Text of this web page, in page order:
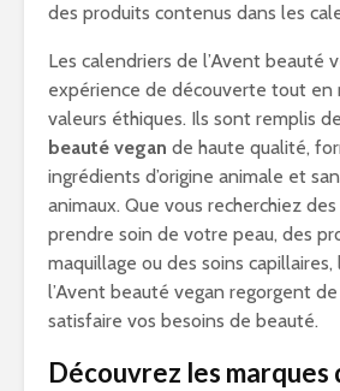
des produits contenus dans les
Les calendriers de l’Avent beauté
expérience de découverte tout en
valeurs éthiques. Ils sont remplis de
beauté vegan de haute qualité,
ingrédients d’origine animale et
animaux. Que vous recherchiez
prendre soin de votre peau, des
maquillage ou des soins
l’Avent beauté vegan regorgent
satisfaire vos besoins de beauté.
Découvrez les marques